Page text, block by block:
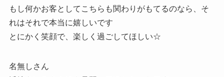
もし何かお客としてこちらも関わりがもてるのなら、そ
れはそれで本当に嬉しいです
とにかく笑顔で、楽しく過ごしてほしい☆
名無しさん